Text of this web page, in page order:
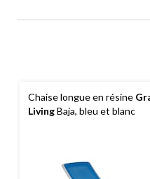
Chaise longue en résine
LivingBaja, bleu et blanc